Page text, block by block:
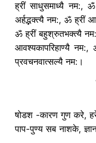
ह्रीं साधुसमाध्यै नम:,
अर्हद्भक्त्यै नम:, ॐ ह्रीं
ॐ ह्रीं बहुश्रुतभक्त्यै
आवश्यकापरिहाण्यै नम:,
प्रवचनवात्सल्यै नम:।
षोडश -कारण गुण करे, हरे
पाप-पुण्य सब नाशके,